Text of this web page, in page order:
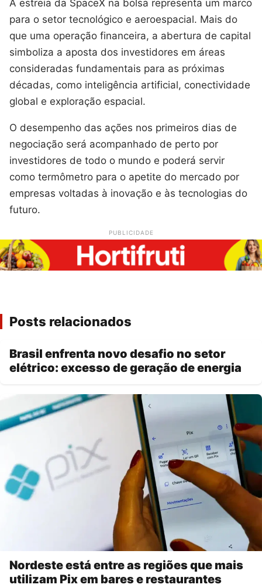
A estreia da SpaceX na bolsa representa um marco
para o setor tecnológico e aeroespacial. Mais do
que uma operação financeira, a abertura de capital
simboliza a aposta dos investidores em áreas
consideradas fundamentais para as próximas
décadas, como inteligência artificial, conectividade
global e exploração espacial.
O desempenho das ações nos primeiros dias de
negociação será acompanhado de perto por
investidores de todo o mundo e poderá servir
como termômetro para o apetite do mercado por
empresas voltadas à inovação e às tecnologias do
futuro.
PUBLICIDADE
Posts relacionados
Brasil enfrenta novo desafio no setor
elétrico: excesso de geração de energia
Nordeste está entre as regiões que mais
utilizam Pix em bares e restaurantes